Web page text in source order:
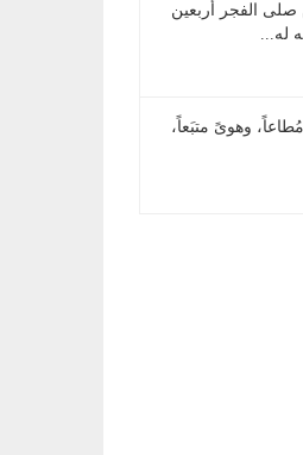
الفجر أربعين
له...
وهوىً متبَعاً،